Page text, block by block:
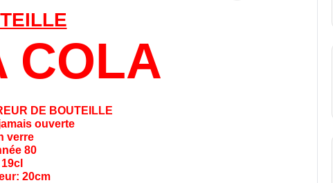
COLA
DE BOUTEILLE
ouverte
verre
80
19cl
20cm